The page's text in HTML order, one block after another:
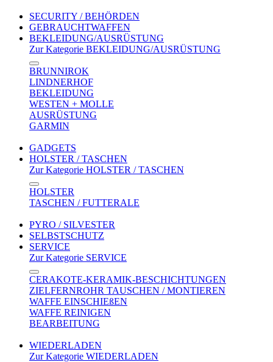
SECURITY / BEHÖRDEN
GEBRAUCHTWAFFEN
BEKLEIDUNG/AUSRÜSTUNG
Zur Kategorie BEKLEIDUNG/AUSRÜSTUNG
BRUNNIROK
LINDNERHOF
BEKLEIDUNG
WESTEN + MOLLE
AUSRÜSTUNG
GARMIN
GADGETS
HOLSTER / TASCHEN
Zur Kategorie HOLSTER / TASCHEN
HOLSTER
TASCHEN / FUTTERALE
PYRO / SILVESTER
SELBSTSCHUTZ
SERVICE
Zur Kategorie SERVICE
CERAKOTE-KERAMIK-BESCHICHTUNGEN
ZIELFERNROHR TAUSCHEN / MONTIEREN
WAFFE EINSCHIEßEN
WAFFE REINIGEN
BEARBEITUNG
WIEDERLADEN
Zur Kategorie WIEDERLADEN